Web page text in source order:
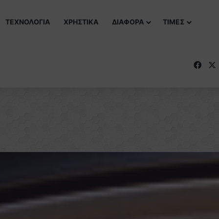
ΤΕΧΝΟΛΟΓΙΑ ΧΡΗΣΤΙΚΑ ΔΙΑΦΟΡΑ ΤΙΜΕΣ